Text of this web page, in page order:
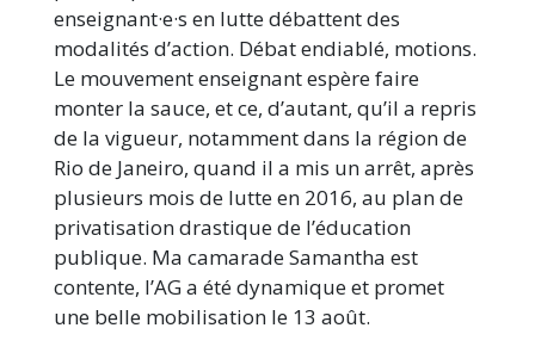
enseignant·e·s en lutte débattent des
modalités d’action. Débat endiablé, motions.
Le mouvement enseignant espère faire
monter la sauce, et ce, d’autant, qu’il a repris
de la vigueur, notamment dans la région de
Rio de Janeiro, quand il a mis un arrêt, après
plusieurs mois de lutte en 2016, au plan de
privatisation drastique de l’éducation
publique. Ma camarade Samantha est
contente, l’AG a été dynamique et promet
une belle mobilisation le 13 août.